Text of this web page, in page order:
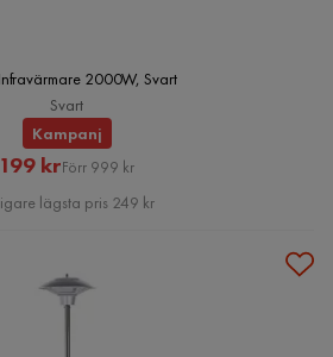
2000W, Svart
Svart
Kampanj
Rabatterat
Pris
199 krOriginal
Pris
Förr 999 kr
lägsta pris 249 kr